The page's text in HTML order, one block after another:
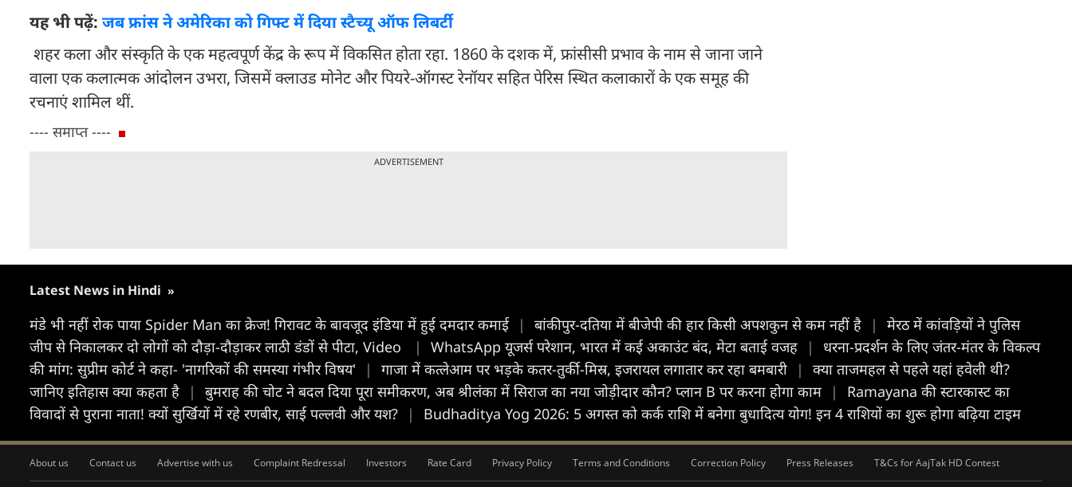
यह भी पढ़ें: जब फ्रांस ने अमेरिका को गिफ्ट में दिया स्टैच्यू ऑफ लिबर्टी
शहर कला और संस्कृति के एक महत्वपूर्ण केंद्र के रूप में विकसित होता रहा. 1860 के दशक में, फ्रांसीसी प्रभाव के नाम से जाना जाने
वाला एक कलात्मक आंदोलन उभरा, जिसमें क्लाउड मोनेट और पियरे-ऑगस्ट रेनॉयर सहित पेरिस स्थित कलाकारों के एक समूह की
रचनाएं शामिल थीं.
---- समाप्त ----
ADVERTISEMENT
Latest News in Hindi »
मंडे भी नहीं रोक पाया Spider Man का क्रेज! गिरावट के बावजूद इंडिया में हुई दमदार कमाई | बांकीपुर-दतिया में बीजेपी की हार किसी अपशकुन से कम नहीं है |
मेरठ में कांवड़ियों ने पुलिस
जीप से निकालकर दो लोगों को दौड़ा-दौड़ाकर लाठी डंडों से पीटा, Video
| WhatsApp यूजर्स परेशान, भारत में कई अकाउंट बंद, मेटा बताई वजह |
धरना-प्रदर्शन के लिए जंतर-मंतर के विकल्प
की मांग: सुप्रीम कोर्ट ने कहा- 'नागरिकों की समस्या गंभीर विषय'
| गाजा में कत्लेआम पर भड़के कतर-तुर्की-मिस्र, इजरायल लगातार कर रहा बमबारी |
क्या ताजमहल से पहले यहां हवेली थी?
जानिए इतिहास क्या कहता है
| बुमराह की चोट ने बदल दिया पूरा समीकरण, अब श्रीलंका में सिराज का नया जोड़ीदार कौन? प्लान B पर करना होगा काम |
Ramayana की स्टारकास्ट का
विवादों से पुराना नाता! क्यों सुर्खियों में रहे रणबीर, साई पल्लवी और यश?
| Budhaditya Yog 2026: 5 अगस्त को कर्क राशि में बनेगा बुधादित्य योग! इन 4 राशियों का शुरू होगा बढ़िया टाइम
About us Contact us Advertise with us Complaint Redressal Investors Rate Card Privacy Policy Terms and Conditions Correction Policy Press Releases T&Cs for AajTak HD Contest